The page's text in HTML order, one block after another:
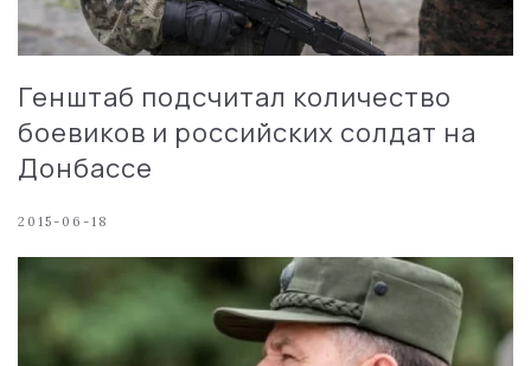
Генштаб подсчитал количество
боевиков и российских солдат на
Донбассе
2015-06-18